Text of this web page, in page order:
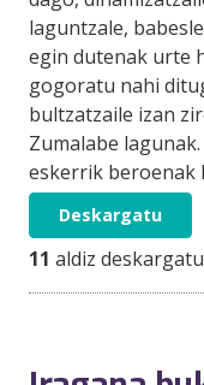
laguntzale,
egin dutenak urte
gogoratu nahi
bultzatzaile izan
Zumalabe
eskerrik beroenak
Deskargatu
11 aldiz